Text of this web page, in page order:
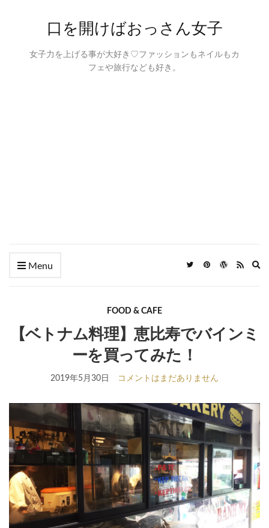
口を開けばおっさん女子
女子力を上げる事が大好き♡ファッションもネイルもカ
フェや旅行なども好き。
Menu
FOOD & CAFE
【ベトナム料理】恵比寿でバインミ
ーを買ってみた！
2019年5月30日 コメントはまだありません